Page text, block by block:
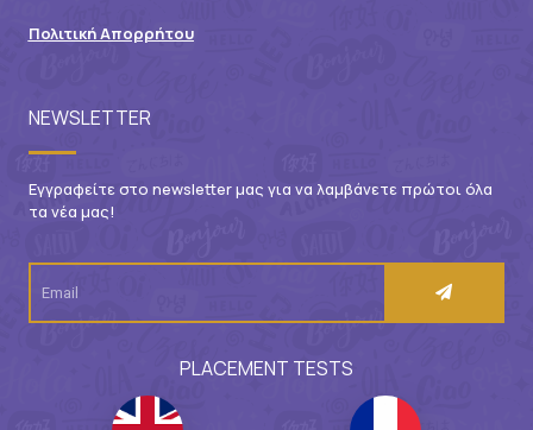
Πολιτική Απορρήτου
NEWSLETTER
Εγγραφείτε στο newsletter μας για να λαμβάνετε πρώτοι όλα
τα νέα μας!
PLACEMENT TESTS